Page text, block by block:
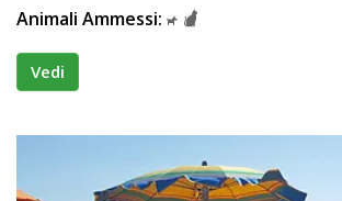
Animali Ammessi:
Vedi